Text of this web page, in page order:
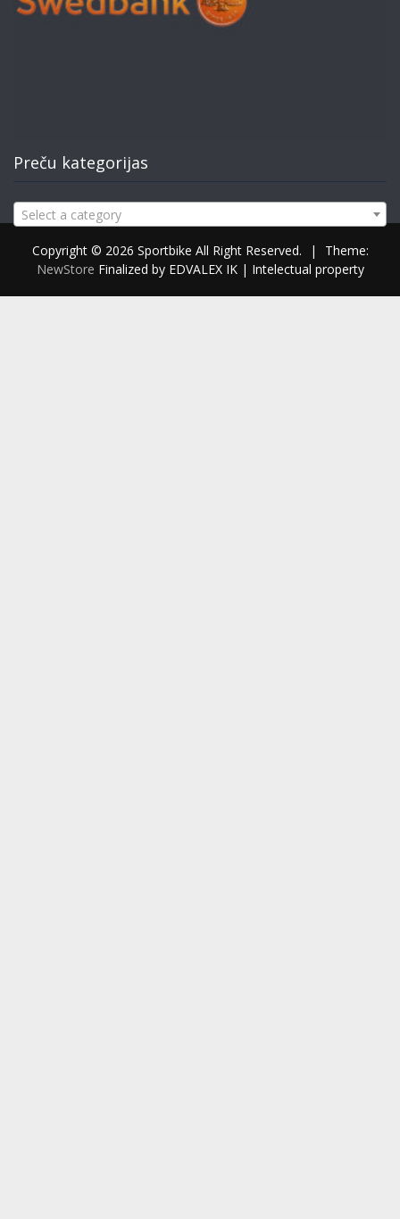
Preču kategorijas
Select a category
Copyright © 2026 Sportbike All Right Reserved. |
Theme:
NewStore Finalized by EDVALEX IK | Intelectual property